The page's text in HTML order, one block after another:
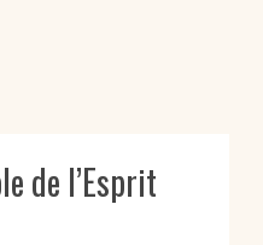
de l’Esprit